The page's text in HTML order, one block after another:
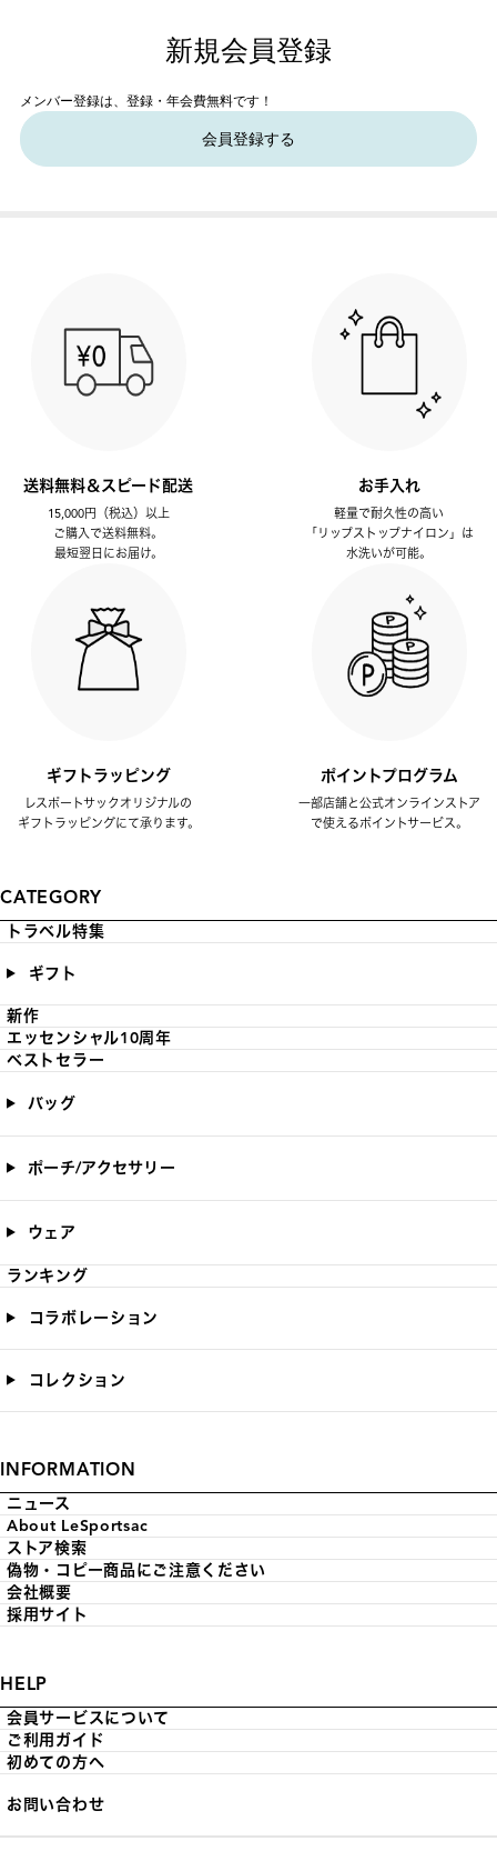
新規会員登録
メンバー登録は、登録・年会費無料です！
会員登録する
送料無料＆スピード配送
15,000円（税込）以上
ご購入で送料無料。
最短翌日にお届け。
お手入れ
軽量で耐久性の高い
「リップストップナイロン」は
水洗いが可能。
ギフトラッピング
レスポートサックオリジナルの
ギフトラッピングにて承ります。
ポイントプログラム
一部店舗と公式オンラインストア
で使えるポイントサービス。
CATEGORY
トラベル特集
ギフト
新作
エッセンシャル10周年
ベストセラー
バッグ
ポーチ/アクセサリー
ウェア
ランキング
コラボレーション
コレクション
INFORMATION
ニュース
About LeSportsac
ストア検索
偽物・コピー商品にご注意ください
会社概要
採用サイト
HELP
会員サービスについて
ご利用ガイド
初めての方へ
お問い合わせ